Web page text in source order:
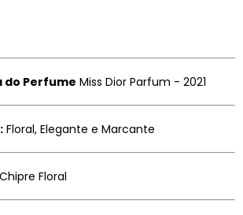
do Perfume Miss Dior Parfum - 2021
Floral, Elegante e Marcante
Chipre Floral